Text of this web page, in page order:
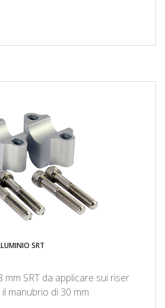
SRT
mm SRT da applicare sui riser
manubrio di 30 mm